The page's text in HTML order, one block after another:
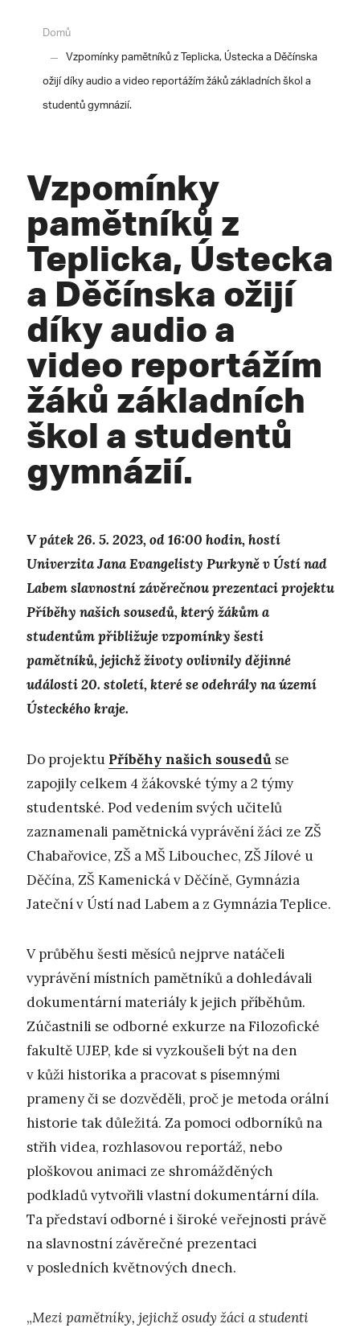
Domů
Vzpomínky pamětníků z Teplicka, Ústecka a Děčínska
ožijí díky audio a video reportážím žáků základních škol a
studentů gymnázií.
Vzpomínky
pamětníků z
Teplicka, Ústecka
a Děčínska ožijí
díky audio a
video reportážím
žáků základních
škol a studentů
gymnázií.
V pátek 26. 5. 2023, od 16:00 hodin, hostí
Univerzita Jana Evangelisty Purkyně v Ústí nad
Labem slavnostní závěrečnou prezentaci projektu
Příběhy našich sousedů, který žákům a
studentům přibližuje vzpomínky šesti
pamětníků, jejichž životy ovlivnily dějinné
události 20. století, které se odehrály na území
Ústeckého kraje.
Do projektu Příběhy našich sousedů se
zapojily celkem 4 žákovské týmy a 2 týmy
studentské. Pod vedením svých učitelů
zaznamenali pamětnická vyprávění žáci ze ZŠ
Chabařovice, ZŠ a MŠ Libouchec, ZŠ Jílové u
Děčína, ZŠ Kamenická v Děčíně, Gymnázia
Jateční v Ústí nad Labem a z Gymnázia Teplice.
V průběhu šesti měsíců nejprve natáčeli
vyprávění místních pamětníků a dohledávali
dokumentární materiály k jejich příběhům.
Zúčastnili se odborné exkurze na Filozofické
fakultě UJEP, kde si vyzkoušeli být na den
v kůži historika a pracovat s písemnými
prameny či se dozvěděli, proč je metoda orální
historie tak důležitá. Za pomoci odborníků na
střih videa, rozhlasovou reportáž, nebo
ploškovou animaci ze shromážděných
podkladů vytvořili vlastní dokumentární díla.
Ta představí odborné i široké veřejnosti právě
na slavnostní závěrečné prezentaci
v posledních květnových dnech.
„Mezi pamětníky, jejichž osudy žáci a studenti